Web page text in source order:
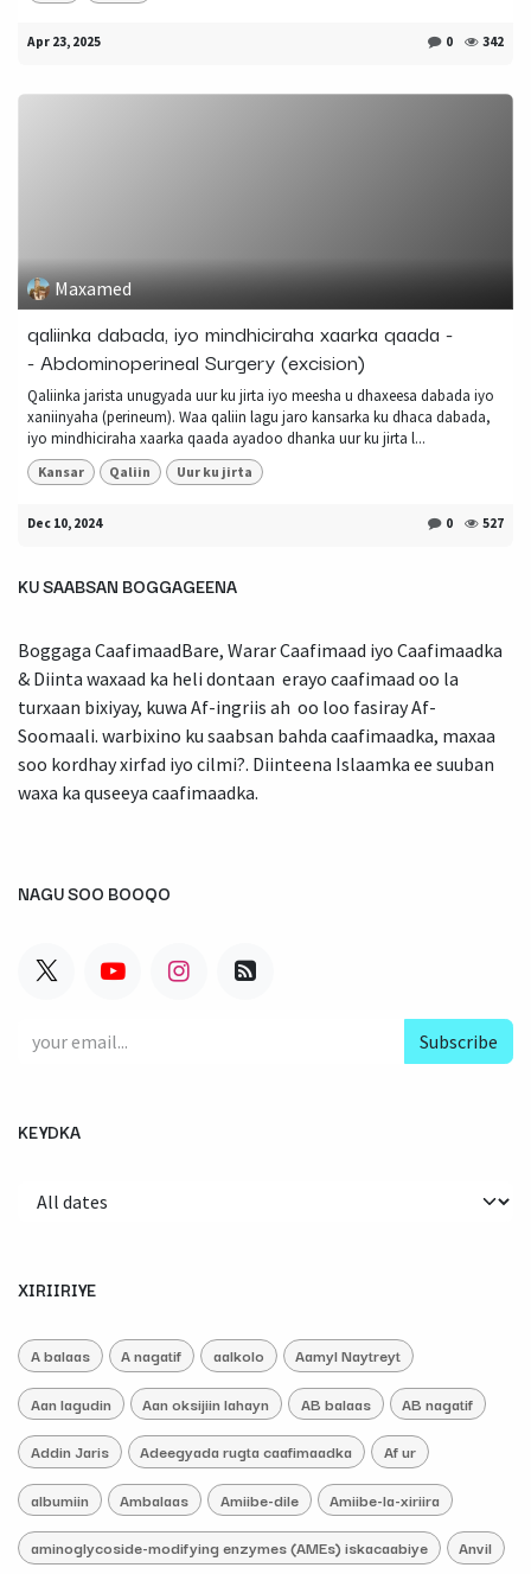
Apr 23, 2025 0 342
Maxamed
qaliinka dabada, iyo mindhiciraha xaarka qaada -
- Abdominoperineal Surgery (excision)
Qaliinka jarista unugyada uur ku jirta iyo meesha u dhaxeesa dabada iyo
xaniinyaha (perineum). Waa qaliin lagu jaro kansarka ku dhaca dabada,
iyo mindhiciraha xaarka qaada ayadoo dhanka uur ku jirta l...
Kansar Qaliin Uur ku jirta
Dec 10, 2024 0 527
KU SAABSAN BOGGAGEENA
Boggaga CaafimaadBare, Warar Caafimaad iyo Caafimaadka
& Diinta waxaad ka heli dontaan erayo caafimaad oo la
turxaan bixiyay, kuwa Af-ingriis ah oo loo fasiray Af-
Soomaali. warbixino ku saabsan bahda caafimaadka, maxaa
soo kordhay xirfad iyo cilmi?. Diinteena Islaamka ee suuban
waxa ka quseeya caafimaadka.
NAGU SOO BOOQO
Subscribe
KEYDKA
XIRIIRIYE
A balaas A nagatif aalkolo Aamyl Naytreyt
Aan lagudin Aan oksijiin lahayn AB balaas AB nagatif
Addin Jaris Adeegyada rugta caafimaadka Af ur
albumiin Ambalaas Amiibe-dile Amiibe-la-xiriira
aminoglycoside-modifying enzymes (AMEs) iskacaabiye Anvil